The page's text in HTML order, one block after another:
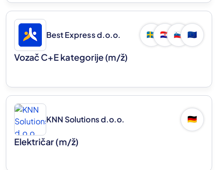
Best Express d.o.o. 🇸🇪 🇭🇷 🇸🇮 🇪🇺
Vozač C+E kategorije(m/ž)
KNN Solutions d.o.o. 🇩🇪
Električar(m/ž)